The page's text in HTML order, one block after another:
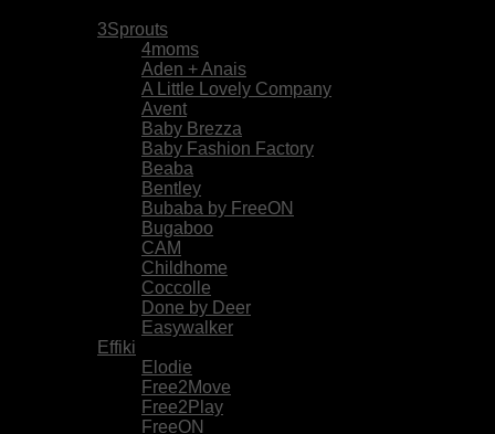
3Sprouts
4moms
Aden + Anais
A Little Lovely Company
Avent
Baby Brezza
Baby Fashion Factory
Beaba
Bentley
Bubaba by FreeON
Bugaboo
CAM
Childhome
Coccolle
Done by Deer
Easywalker
Effiki
Elodie
Free2Move
Free2Play
FreeON